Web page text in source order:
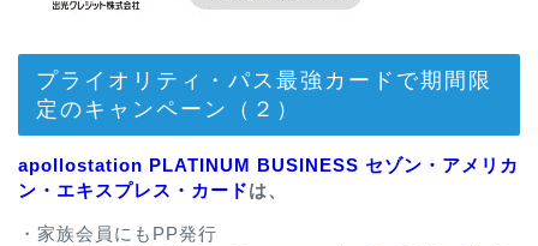
プライオリティ・パス最強カードで期間限
定のキャンペーン（２）
apollostation PLATINUM BUSINESS セゾン・アメリカ
ン・エキスプレス・カードは、
・家族会員にもPP発行